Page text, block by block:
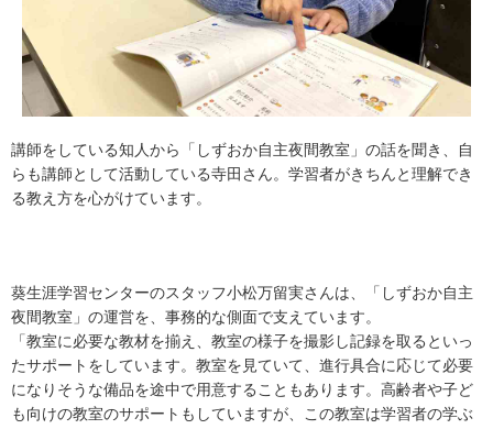
講師をしている知人から「しずおか自主夜間教室」の話を聞き、自
らも講師として活動している寺田さん。学習者がきちんと理解でき
る教え方を心がけています。
葵生涯学習センターのスタッフ小松万留実さんは、「しずおか自主
夜間教室」の運営を、事務的な側面で支えています。
「教室に必要な教材を揃え、教室の様子を撮影し記録を取るといっ
たサポートをしています。教室を見ていて、進行具合に応じて必要
になりそうな備品を途中で用意することもあります。高齢者や子ど
も向けの教室のサポートもしていますが、この教室は学習者の学ぶ